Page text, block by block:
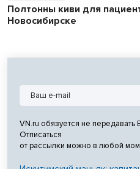
Полтонны киви для
Новосибирске
VN.ru обязуется не передавать
Отписаться
от рассылки можно в любой